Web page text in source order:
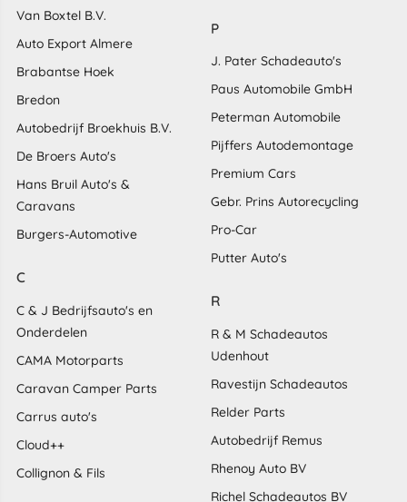
Van Boxtel B.V.
Auto Export Almere
Brabantse Hoek
Bredon
Autobedrijf Broekhuis B.V.
De Broers Auto's
Hans Bruil Auto's &
Caravans
Burgers-Automotive
C
C & J Bedrijfsauto's en
Onderdelen
CAMA Motorparts
Caravan Camper Parts
Carrus auto's
Cloud++
Collignon & Fils
P
J. Pater Schadeauto's
Paus Automobile GmbH
Peterman Automobile
Pijffers Autodemontage
Premium Cars
Gebr. Prins Autorecycling
Pro-Car
Putter Auto's
R
R & M Schadeautos
Udenhout
Ravestijn Schadeautos
Relder Parts
Autobedrijf Remus
Rhenoy Auto BV
Richel Schadeautos BV